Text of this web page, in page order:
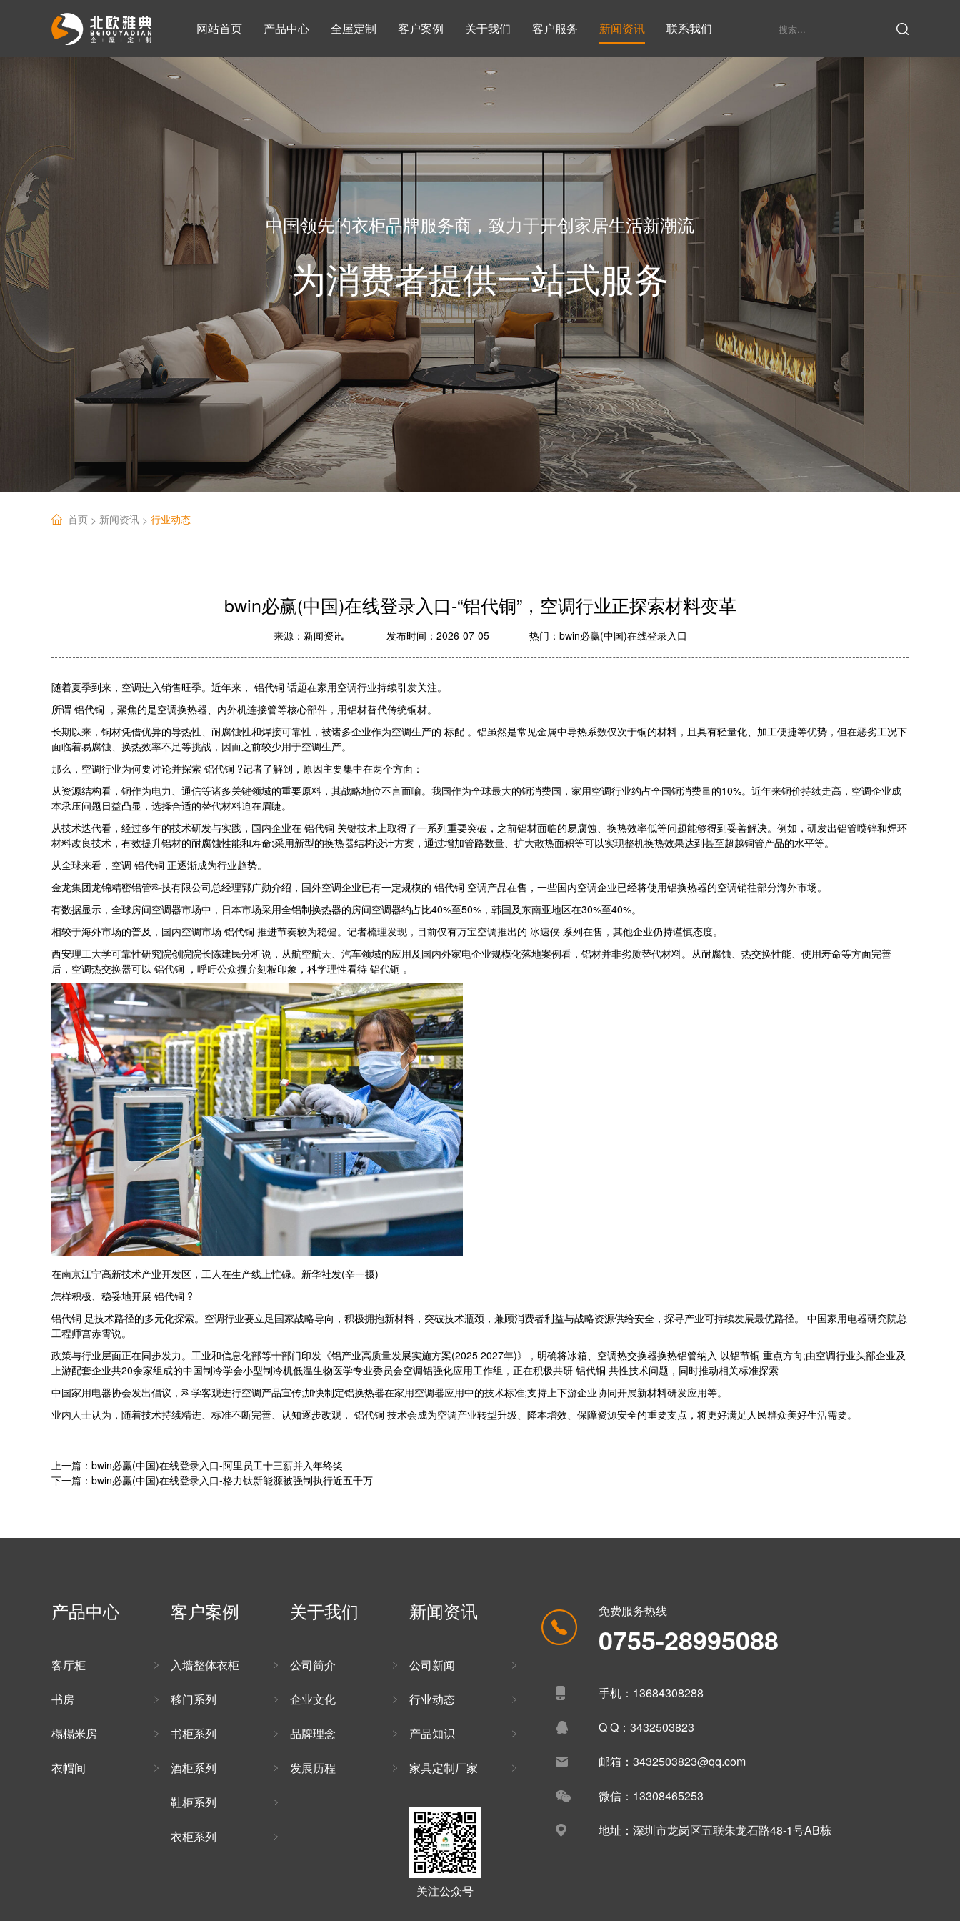
网站首页 产品中心
衣帽间
全屋定制 客户案例
书柜系列 酒柜系列 鞋柜系列
关于我们
公司简介 发展历程
客户服务 新闻资讯
公司新闻 家具定制厂家
联系我们
中国领先的衣柜品牌服务商，致力于开创家居生活新潮流
为消费者提供一站式服务
首页 > 新闻资讯 > 行业动态
bwin必赢(中国)在线登录入口-“铝代铜”，空调行业正探索材料变革
来源： 新闻资讯 发布时间：2026-07-05 热门： bwin必赢(中国)在线登录入口
随着夏季到来，空调进入销售旺季。近年来， 铝代铜 话题在家用空调行业持续引发关注。
所谓 铝代铜 ，聚焦的是空调换热器、内外机连接管等核心部件，用铝材替代传统铜材。
长期以来，铜材凭借优异的导热性、耐腐蚀性和焊接可靠性，被诸多企业作为空调生产的 标配 。铝虽然是常见金属中导热系数仅次于铜的材料，且具有轻量化、加工便捷等优势，但在恶劣工况下
面临着易腐蚀、换热效率不足等挑战，因而之前较少用于空调生产。
那么，空调行业为何要讨论并探索 铝代铜 ?记者了解到，原因主要集中在两个方面：
从资源结构看，铜作为电力、通信等诸多关键领域的重要原料，其战略地位不言而喻。我国作为全球最大的铜消费国，家用空调行业约占全国铜消费量的10%。近年来铜价持续走高，空调企业成
本承压问题日益凸显，选择合适的替代材料迫在眉睫。
从技术迭代看，经过多年的技术研发与实践，国内企业在 铝代铜 关键技术上取得了一系列重要突破，之前铝材面临的易腐蚀、换热效率低等问题能够得到妥善解决。例如，研发出铝管喷锌和焊环
材料改良技术，有效提升铝材的耐腐蚀性能和寿命;采用新型的换热器结构设计方案，通过增加管路数量、扩大散热面积等可以实现整机换热效果达到甚至超越铜管产品的水平等。
从全球来看，空调 铝代铜 正逐渐成为行业趋势。
金龙集团龙锦精密铝管科技有限公司总经理郭广勋介绍，国外空调企业已有一定规模的 铝代铜 空调产品在售，一些国内空调企业已经将使用铝换热器的空调销往部分海外市场。
有数据显示，全球房间空调器市场中，日本市场采用全铝制换热器的房间空调器约占比40%至50%，韩国及东南亚地区在30%至40%。
相较于海外市场的普及，国内空调市场 铝代铜 推进节奏较为稳健。记者梳理发现，目前仅有万宝空调推出的 冰速侠 系列在售，其他企业仍持谨慎态度。
西安理工大学可靠性研究院创院院长陈建民分析说，从航空航天、汽车领域的应用及国内外家电企业规模化落地案例看，铝材并非劣质替代材料。从耐腐蚀、热交换性能、使用寿命等方面完善
后，空调热交换器可以 铝代铜 ，呼吁公众摒弃刻板印象，科学理性看待 铝代铜 。
在南京江宁高新技术产业开发区，工人在生产线上忙碌。新华社发(辛一摄)
怎样积极、稳妥地开展 铝代铜 ?
铝代铜 是技术路径的多元化探索。空调行业要立足国家战略导向，积极拥抱新材料，突破技术瓶颈，兼顾消费者利益与战略资源供给安全，探寻产业可持续发展最优路径。 中国家用电器研究院总
工程师宫赤霄说。
政策与行业层面正在同步发力。工业和信息化部等十部门印发《铝产业高质量发展实施方案(2025 2027年)》，明确将冰箱、空调热交换器换热铝管纳入 以铝节铜 重点方向;由空调行业头部企业及
上游配套企业共20余家组成的中国制冷学会小型制冷机低温生物医学专业委员会空调铝强化应用工作组，正在积极共研 铝代铜 共性技术问题，同时推动相关标准探索
中国家用电器协会发出倡议，科学客观进行空调产品宣传;加快制定铝换热器在家用空调器应用中的技术标准;支持上下游企业协同开展新材料研发应用等。
业内人士认为，随着技术持续精进、标准不断完善、认知逐步改观， 铝代铜 技术会成为空调产业转型升级、降本增效、保障资源安全的重要支点，将更好满足人民群众美好生活需要。
上一篇：bwin必赢(中国)在线登录入口-阿里员工十三薪并入年终奖
下一篇：bwin必赢(中国)在线登录入口-格力钛新能源被强制执行近五千万
产品中心
客厅柜
书房
榻榻米房
衣帽间
客户案例
入墙整体衣柜
移门系列
书柜系列
酒柜系列
鞋柜系列
衣柜系列
关于我们
公司简介
企业文化
品牌理念
发展历程
新闻资讯
公司新闻
行业动态
产品知识
家具定制厂家
关注公众号
免费服务热线
0755-28995088
手机：13684308288
Q Q：3432503823
邮箱：3432503823@qq.com
微信：13308465253
地址：深圳市龙岗区五联朱龙石路48-1号AB栋